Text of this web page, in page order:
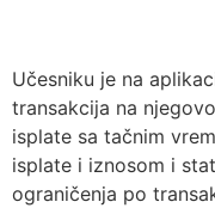
Učesniku je na
transakcija na
isplate sa tačnim
isplate i iznosom i
ograničenja po